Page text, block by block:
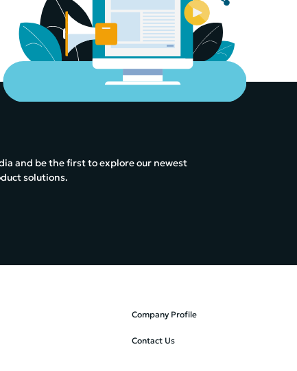
and be the first to explore our newest
solutions.
Company Profile
Contact Us